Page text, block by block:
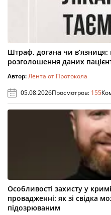
Штраф, догана чи в’язниця:
розголошення даних
Автор:Лента от Протокола
05.08.2026Просмотров: 155
Особливості захисту у
провадженні: як зі свідка
підозрюваним